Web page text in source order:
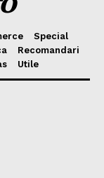
Special
Recomandari
Utile